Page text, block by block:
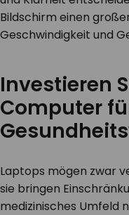
Bildschirm einen
Geschwindigkeit und
Investieren
Computer
Laptops mögen zwar
sie bringen
medizinisches Umfeld